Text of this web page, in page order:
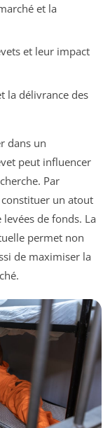
et la
et leur impact
la délivrance des
dans un
peut influencer
Par
un atout
de fonds. La
permet non
de maximiser la